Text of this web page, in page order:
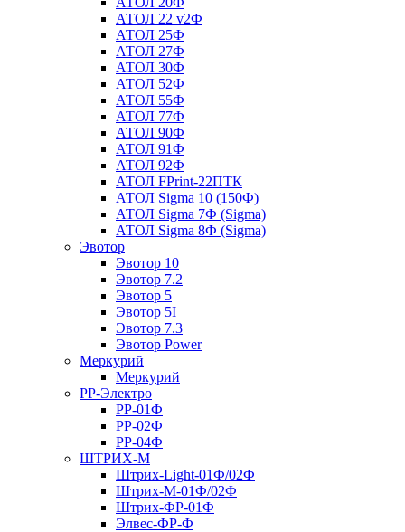
АТОЛ 22 v2Ф
АТОЛ 25Ф
АТОЛ 27Ф
АТОЛ 30Ф
АТОЛ 52Ф
АТОЛ 55Ф
АТОЛ 77Ф
АТОЛ 90Ф
АТОЛ 91Ф
АТОЛ 92Ф
АТОЛ FPrint-22ПТК
АТОЛ Sigma 10 (150Ф)
АТОЛ Sigma 7Ф (Sigma)
АТОЛ Sigma 8Ф (Sigma)
Эвотор
Эвотор 10
Эвотор 7.2
Эвотор 5
Эвотор 5I
Эвотор 7.3
Эвотор Power
Меркурий
Меркурий
РР-Электро
РР-01Ф
РР-02Ф
РР-04Ф
ШТРИХ-М
Штрих-Light-01Ф/02Ф
Штрих-М-01Ф/02Ф
Штрих-ФР-01Ф
Элвес-ФР-Ф